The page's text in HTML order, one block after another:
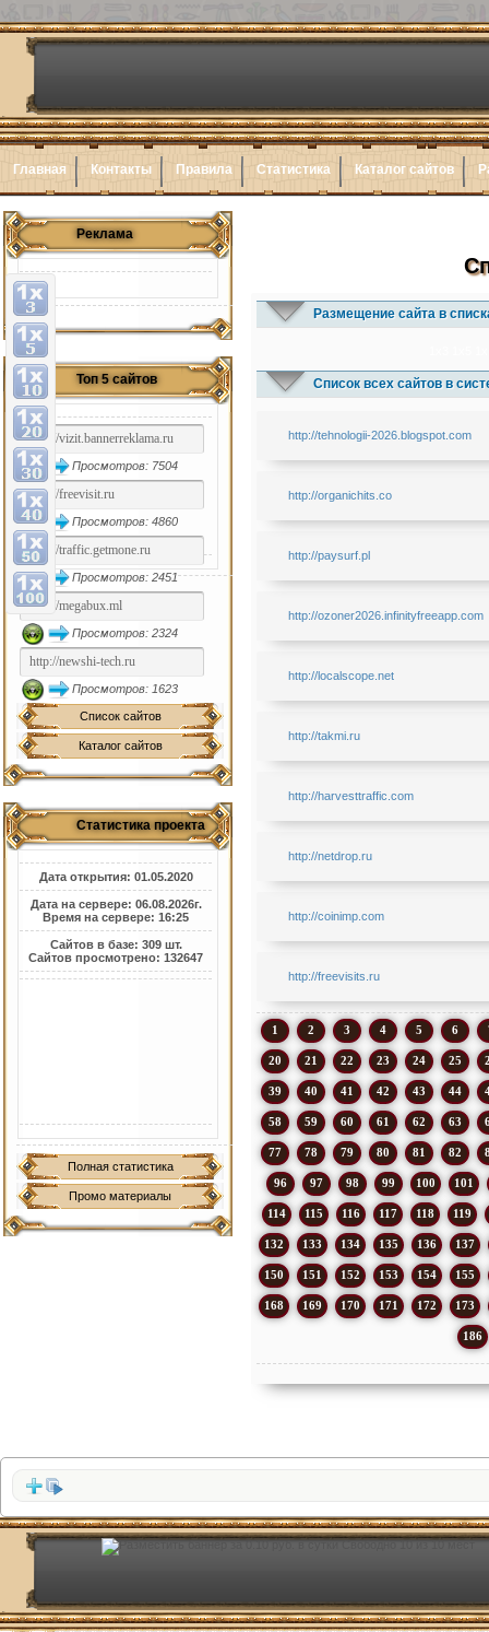
Главная Контакты Правила Статистика Каталог сайтов
Реклама
Топ 5 сайтов
Просмотров: 7504
Просмотров: 4860
Просмотров: 2451
Просмотров: 2324
Просмотров: 1623
Список сайтов
Каталог сайтов
Статистика проекта
Дата открытия: 01.05.2020
Дата на сервере: 06.08.2026г.
Время на сервере: 16:25
Сайтов в базе: 309 шт.
Сайтов просмотрено: 132647
Полная статистика
Промо материалы
Размещение сайта в
Список всех сайтов в
http://tehnologii-2026.blogspot.com
http://organichits.co
http://paysurf.pl
http://ozoner2026.infinityfreeapp.com
http://localscope.net
http://takmi.ru
http://harvesttraffic.com
http://netdrop.ru
http://coinimp.com
http://freevisits.ru
1 2 3 4 5 6
20 21 22 23 24 25
39 40 41 42 43 44
58 59 60 61 62 63
77 78 79 80 81 82
96 97 98 99 100 101
114 115 116 117 118 119
132 133 134 135 136 137
150 151 152 153 154 155
168 169 170 171 172 173
186